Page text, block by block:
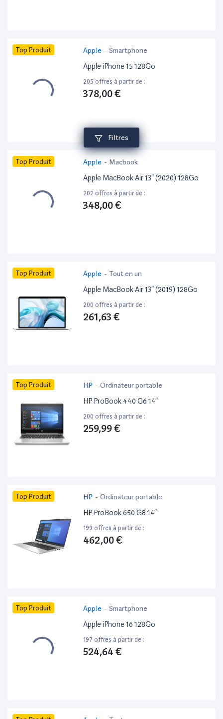
Filtres
Top Produit Apple - Smartphone
Apple iPhone 15 128Go
205 offres à partir de :
378,00 €
Top Produit Apple - Macbook
Apple MacBook Air 13” (2020) 128Go
202 offres à partir de :
348,00 €
Top Produit Apple - Tout en un
Apple MacBook Air 13” (2019) 128Go
200 offres à partir de :
261,63 €
Top Produit HP - Ordinateur portable
HP ProBook 440 G6 14”
200 offres à partir de :
259,99 €
Top Produit HP - Ordinateur portable
HP ProBook 650 G8 14”
199 offres à partir de :
462,00 €
Top Produit Apple - Smartphone
Apple iPhone 16 128Go
197 offres à partir de :
524,64 €